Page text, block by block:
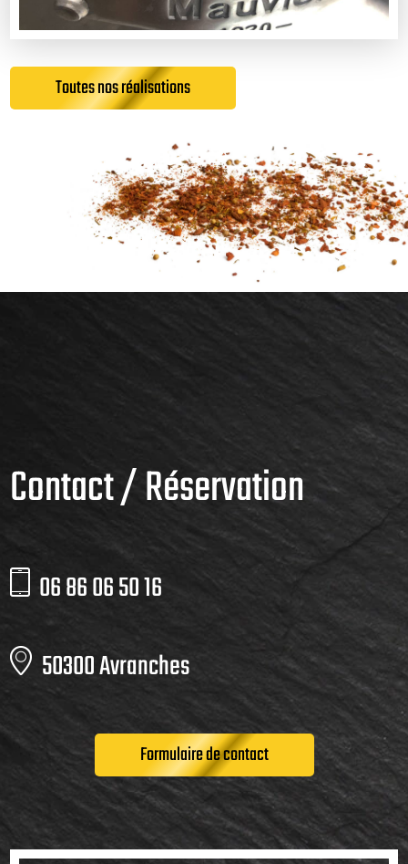
Toutes nos réalisations
Contact / Réservation
06 86 06 50 16
50300 Avranches
Formulaire de contact